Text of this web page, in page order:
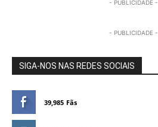
- PUBLICIDADE -
- PUBLICIDADE -
SIGA-NOS NAS REDES SOCIAIS
39,985 Fãs